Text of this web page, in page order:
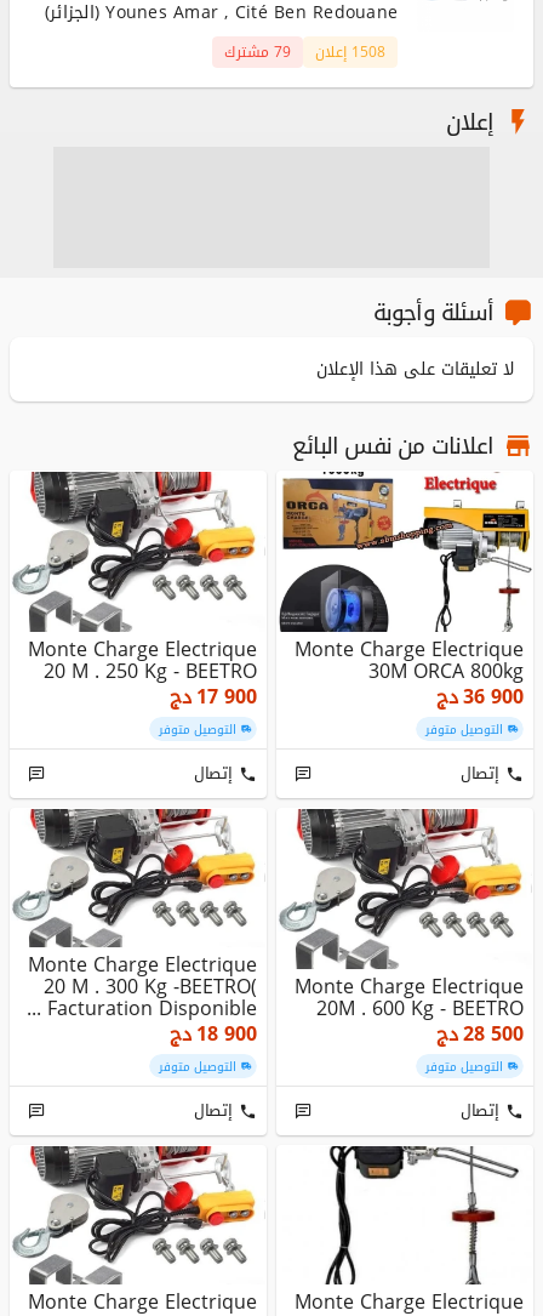
Divertissements, Matériaux & Equipement
Younes Amar , Cité Ben Redouane (الجزائر)
1508 إعلان 79 مشترك
إعلان
أسئلة وأجوبة
لا تعليقات على هذا الإعلان
اعلانات من نفس البائع
Monte Charge Electrique
30M ORCA 800kg
36 900دج
التوصيل متوفر
إتصال
Monte Charge Electrique
20 M . 250 Kg - BEETRO
17 900دج
التوصيل متوفر
إتصال
Monte Charge Electrique
20M . 600 Kg - BEETRO
28 500دج
التوصيل متوفر
إتصال
Monte Charge Electrique
20 M . 300 Kg -BEETRO(
Facturation Disponible ...
18 900دج
التوصيل متوفر
إتصال
Monte Charge Electrique
Monte Charge Electrique